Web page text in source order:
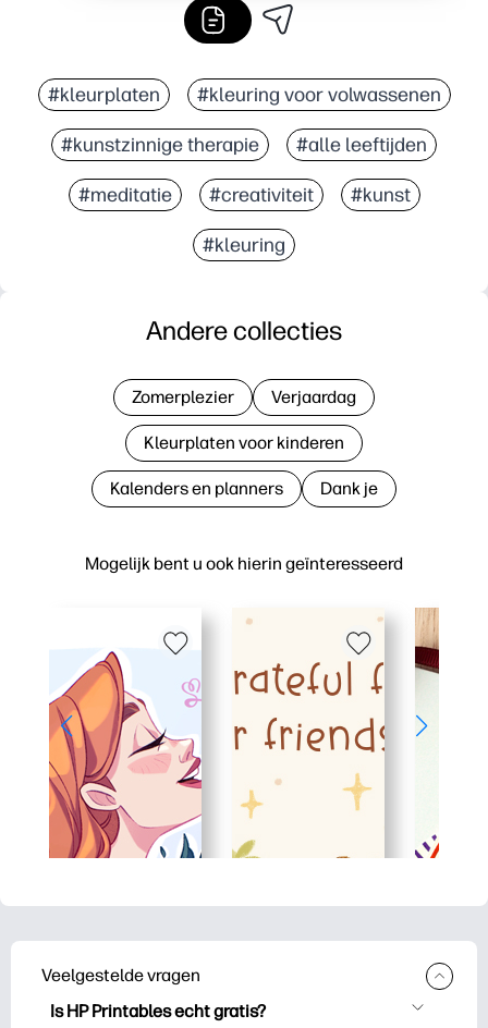
#kleurplaten #kleuring voor volwassenen
#kunstzinnige therapie #alle leeftijden
#meditatie #creativiteit #kunst
#kleuring
Mogelijk bent u ook hierin geïnteresseerd
Andere collecties
Zomerplezier Verjaardag
Kleurplaten voor kinderen
Kalenders en planners Dank je
Veelgestelde vragen
Is HP Printables echt gratis?